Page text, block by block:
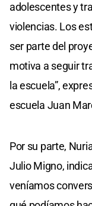
adolescentes y
violencias. Los
ser parte del
motiva a seguir
la escuela”,
escuela Juan
Por su parte,
Julio Migno,
veníamos